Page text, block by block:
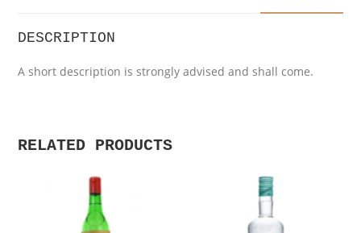
DESCRIPTION
A short description is strongly advised and shall come.
RELATED PRODUCTS